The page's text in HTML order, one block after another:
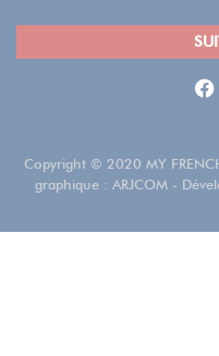
Copyright © 2020 MY
graphique : ARJCOM -